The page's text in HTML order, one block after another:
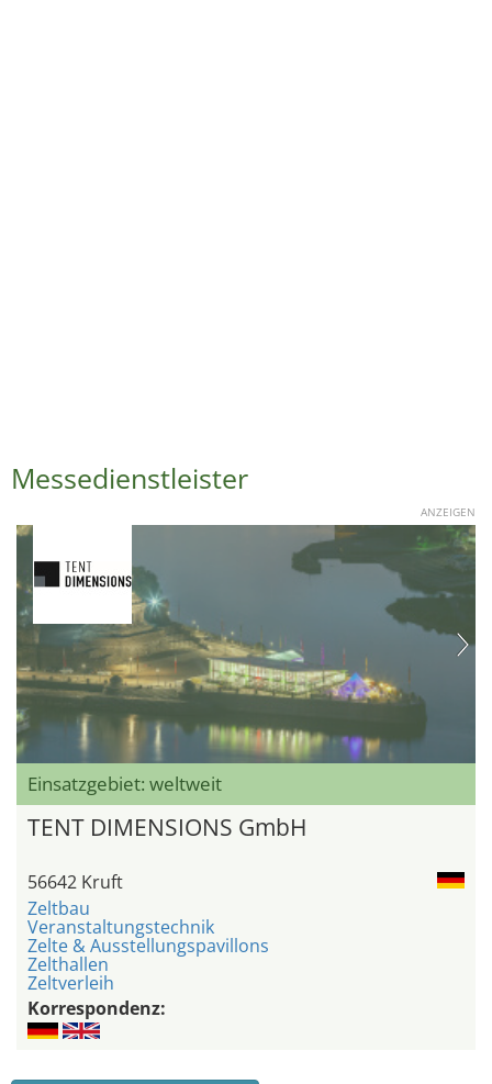
Messedienstleister
ANZEIGEN
Einsatzgebiet: weltweit
TENT DIMENSIONS GmbH
56642 Kruft
Zeltbau
Veranstaltungstechnik
Zelte & Ausstellungspavillons
Zelthallen
Zeltverleih
Korrespondenz: